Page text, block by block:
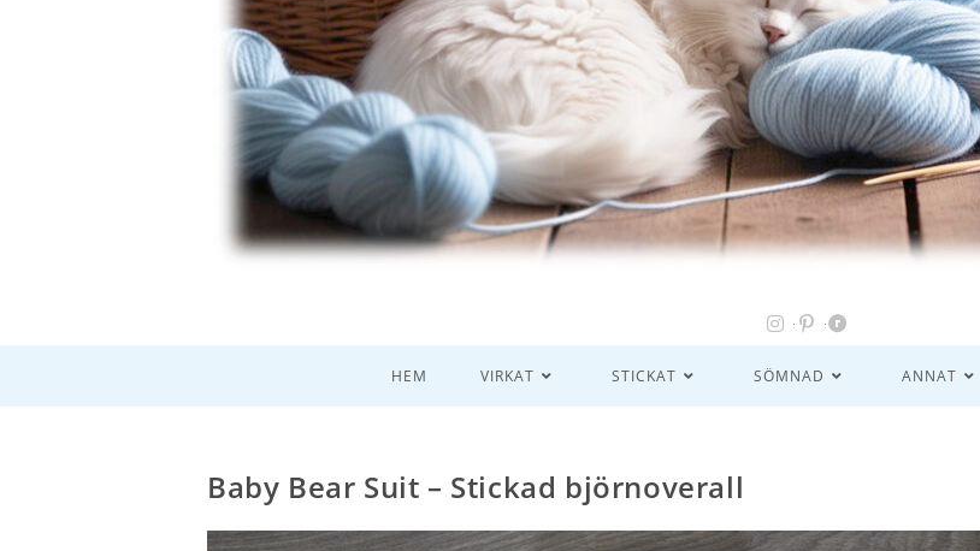
HEM VIRKAT STICKAT SÖMNAD ANNAT
Baby Bear Suit – Stickad björnoverall